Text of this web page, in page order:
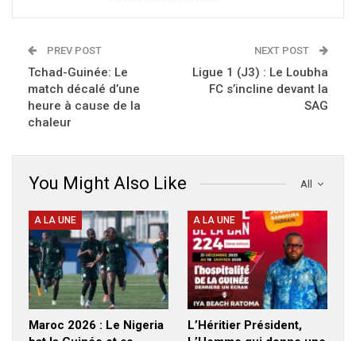
PREV POST
Tchad-Guinée: Le
match décalé d’une
heure à cause de la
chaleur
NEXT POST
Ligue 1 (J3) : Le Loubha
FC s’incline devant la
SAG
All
You Might Also Like
A LA UNE
Maroc 2026 : Le Nigeria
A LA UNE
L’Héritier Président,